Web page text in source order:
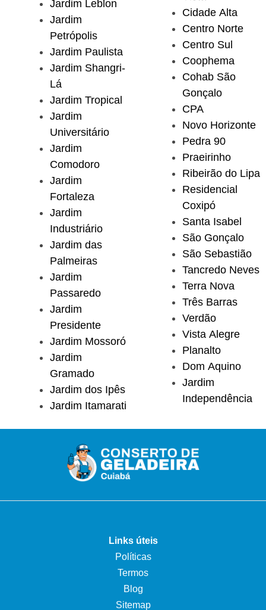
Jardim Leblon
Jardim
Petrópolis
Jardim Paulista
Jardim Shangri-
Lá
Jardim Tropical
Jardim
Universitário
Jardim
Comodoro
Jardim
Fortaleza
Jardim
Industriário
Jardim das
Palmeiras
Jardim
Passaredo
Jardim
Presidente
Jardim Mossoró
Jardim
Gramado
Jardim dos Ipês
Jardim Itamarati
Cidade Alta
Centro Norte
Centro Sul
Coophema
Cohab São
Gonçalo
CPA
Novo Horizonte
Pedra 90
Praeirinho
Ribeirão do Lipa
Residencial
Coxipó
Santa Isabel
São Gonçalo
São Sebastião
Tancredo Neves
Terra Nova
Três Barras
Verdão
Vista Alegre
Planalto
Dom Aquino
Jardim
Independência
Links úteis
Políticas
Termos
Blog
Sitemap